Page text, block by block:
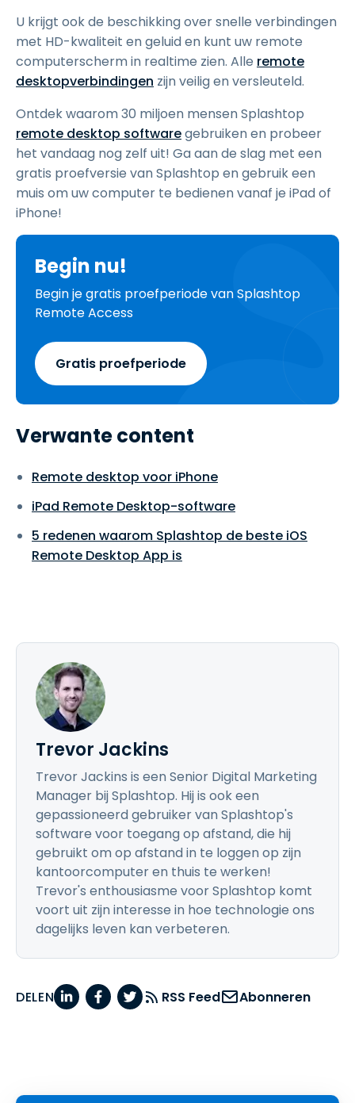
U krijgt ook de beschikking over snelle verbindingen
met HD-kwaliteit en geluid en kunt uw remote
computerscherm in realtime zien. Alle remote
desktopverbindingen zijn veilig en versleuteld.
Ontdek waarom 30 miljoen mensen Splashtop
remote desktop softwaregebruiken en probeer
het vandaag nog zelf uit! Ga aan de slag met een
gratis proefversie van Splashtop en gebruik een
muis om uw computer te bedienen vanaf je iPad of
iPhone!
Begin nu!
Begin je gratis proefperiode van Splashtop
Remote Access
Gratis proefperiode
Verwante content
Remote desktop voor iPhone
iPad Remote Desktop-software
5 redenen waarom Splashtop de beste iOS
Remote Desktop App is
Trevor Jackins
Trevor Jackins is een Senior Digital Marketing
Manager bij Splashtop. Hij is ook een
gepassioneerd gebruiker van Splashtop's
software voor toegang op afstand, die hij
gebruikt om op afstand in te loggen op zijn
kantoorcomputer en thuis te werken!
Trevor's enthousiasme voor Splashtop komt
voort uit zijn interesse in hoe technologie ons
dagelijks leven kan verbeteren.
DELEN RSS Feed Abonneren